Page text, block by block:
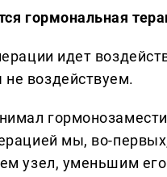
гормональная
идет
воздействуем.
мы, во-
узел, уменьшим